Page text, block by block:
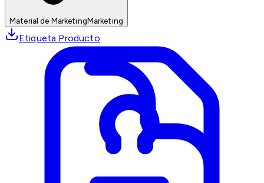
Material de MarketingMarketing
Etiqueta Producto